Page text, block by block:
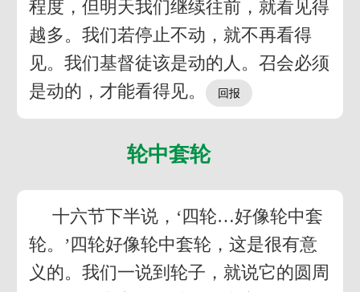
程度，但明天我们继续往前，就看见得
越多。我们若停止不动，就不再看得
见。我们基督徒该是动的人。召会必须
是动的，才能看得见。
轮中套轮
十六节下半说，‘四轮…好像轮中套
轮。’四轮好像轮中套轮，这是很有意
义的。我们一说到轮子，就说它的圆周